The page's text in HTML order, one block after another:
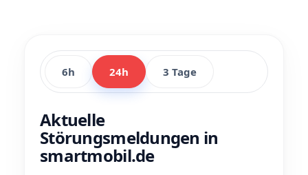
6h 24h 3 Tage
Aktuelle
Störungsmeldungen in
smartmobil.de